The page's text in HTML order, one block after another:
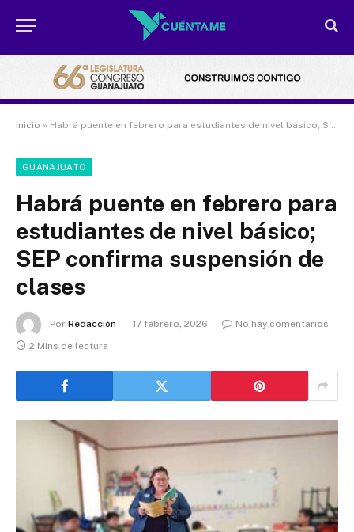
Inicio » Habrá puente en febrero para estudiantes de nivel básico; SEP confirma suspensión de clases
GUANAJUATO
Habrá puente en febrero para
estudiantes de nivel básico;
SEP confirma suspensión de
clases
Por Redacción 17 febrero, 2026
No hay comentarios
2 Mins de lectura